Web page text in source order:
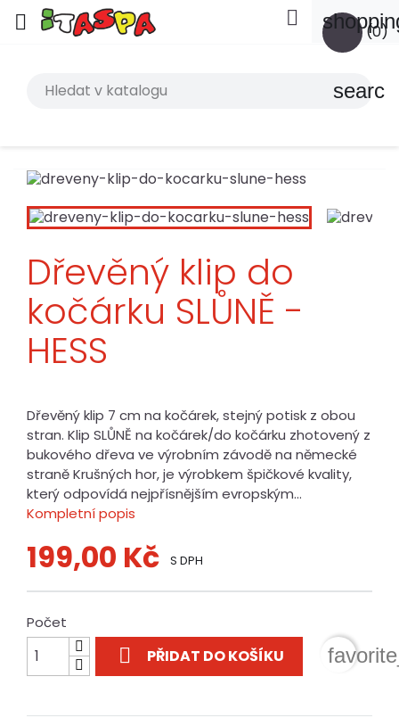
 (0)

search
Dřevěný klip do
kočárku SLŮNĚ -
HESS
Dřevěný klip 7 cm na kočárek, stejný potisk z obou
stran. Klip SLŮNĚ na kočárek/do kočárku zhotovený z
bukového dřeva ve výrobním závodě na německé
straně Krušných hor, je výrobkem špičkové kvality,
který odpovídá nejpřísnějším evropským...
Kompletní popis
199,00 Kč S DPH
Počet
 PŘIDAT DO KOŠÍKU